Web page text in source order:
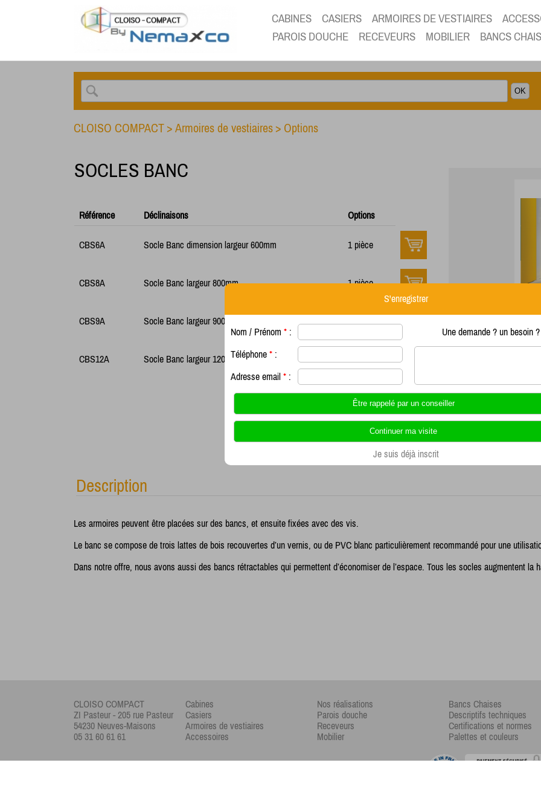
CABINES CASIERS ARMOIRES DE VESTIAIRES
PAROIS DOUCHE
RECEVEURS MOBILIER BANCS
CLOISO COMPACT > Armoires de vestiaires > Options
SOCLES BANC
Référence Déclinaisons Options
CBS6A Socle Banc dimension largeur 600mm 1 pièce
CBS8A Socle Banc largeur 800mm 1 pièce
CBS9A Socle Banc largeur 900mm
CBS12A Socle Banc largeur 1200mm
Description
Les armoires peuvent être placées sur des bancs, et ensuite fixées avec des vis.
Le banc se compose de trois lattes de bois recouvertes d’un vernis, ou de PVC blanc particulièrement recommandé pour une
Dans notre offre, nous avons aussi des bancs rétractables qui permettent d’économiser de l’espace. Tous les socles augmentent la
CLOISO COMPACT
ZI Pasteur - 205 rue Pasteur
54230 Neuves-Maisons
05 31 60 61 61
Cabines
Casiers
Armoires de vestiaires
Accessoires
Nos réalisations
Parois douche
Receveurs
Mobilier
Bancs Chaises
Descriptifs techniques
Certifications et normes
Palettes et couleurs
S'enregistrer
Nom / Prénom * :
Téléphone * :
Adresse email * :
Une demande ? un besoin
Je suis déjà inscrit